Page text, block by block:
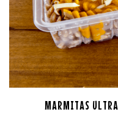
MARMITAS